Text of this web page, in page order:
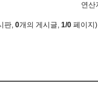
연
판, 0개의 게시글, 1/0 페이지)